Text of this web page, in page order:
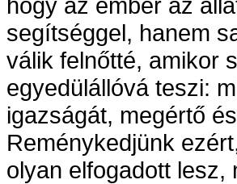
segítséggel, hanem
válik felnőtté, amikor
egyedülállóvá teszi:
igazságát, megértő
Reménykedjünk
olyan elfogadott lesz,